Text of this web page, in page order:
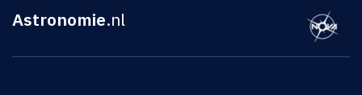
Astronomie.nl